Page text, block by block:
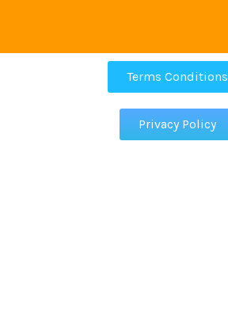
Terms Conditions
Privacy Policy